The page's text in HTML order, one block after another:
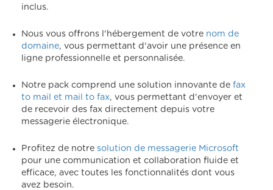
inclus.
Nous vous offrons l'hébergement de votre nom de
domaine, vous permettant d'avoir une présence en
ligne professionnelle et personnalisée.
Notre pack comprend une solution innovante de fax
to mail et mail to fax, vous permettant d'envoyer et
de recevoir des fax directement depuis votre
messagerie électronique.
Profitez de notre solution de messagerie Microsoft
pour une communication et collaboration fluide et
efficace, avec toutes les fonctionnalités dont vous
avez besoin.